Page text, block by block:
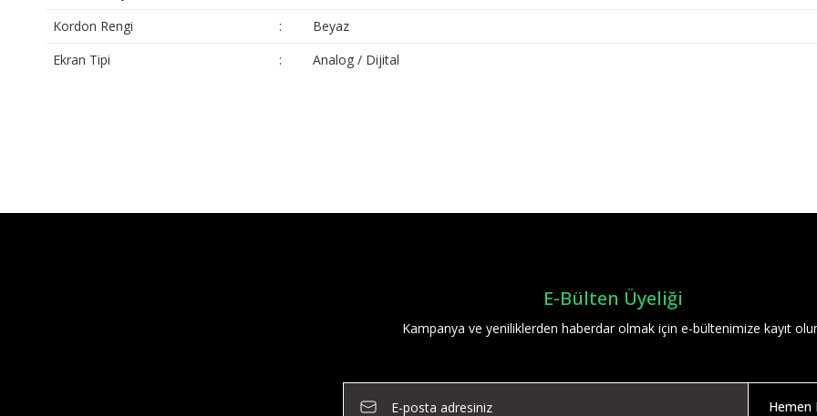
Kordon Rengi
:
Beyaz
Ekran Tipi
: Analog / Dijital
Yorum Yaz
E-Bülten Üyeliği
Kampanya ve yeniliklerden haberdar olmak için e-bültenimize kayıt
Hemen